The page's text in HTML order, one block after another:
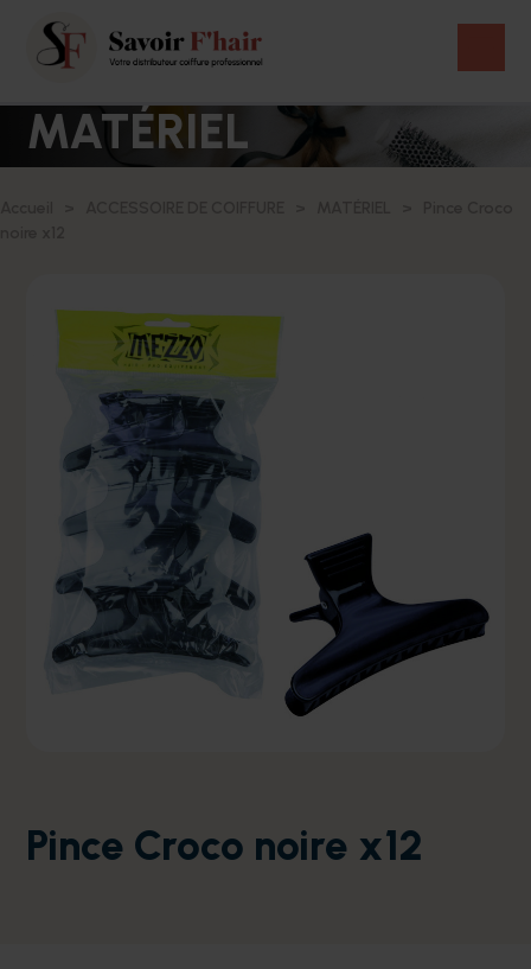
MATÉRIEL
Pince Croco noire x12